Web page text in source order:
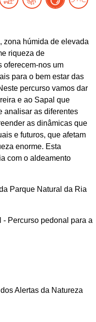
zona húmida de elevada
riqueza de
oferecem-nos um
para o bem estar das
percurso vamos dar
e ao Sapal que
analisar as diferentes
as dinâmicas que
e futuros, que afetam
enorme. Esta
com o aldeamento
Parque Natural da Ria
Percurso pedonal para a
Alertas da Natureza